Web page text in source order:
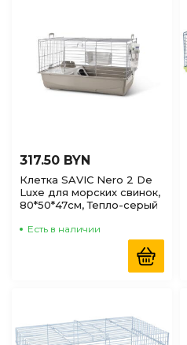
317.50 BYN
Клетка SAVIC Nero 2 De
Luxe для морских свинок,
80*50*47см, Тепло-серый
Есть в наличии